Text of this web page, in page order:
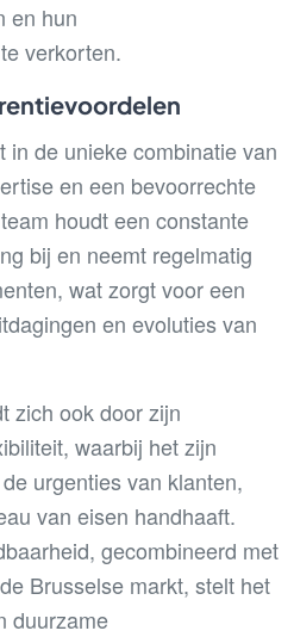
en hun
verkorten.
in de unieke combinatie van
en een bevoorrechte
houdt een constante
bij en neemt regelmatig
wat zorgt voor een
en evoluties van
zich ook door zijn
waarbij het zijn
urgenties van klanten,
van eisen handhaaft.
gecombineerd met
Brusselse markt, stelt het
duurzame